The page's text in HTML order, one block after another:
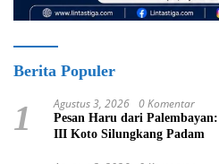
Berita Populer
1 Agustus 3, 2026 0 Komentar
Pesan Haru dari
III Koto Silungkang Padam